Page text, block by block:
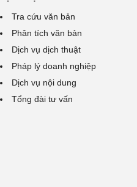
Tra cứu văn bản
Phân tích văn bản
Dịch vụ dịch thuật
Pháp lý doanh nghiệp
Dịch vụ nội dung
Tổng đài tư vấn